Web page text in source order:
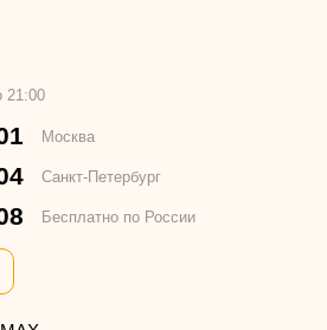
21:00
Москва
Санкт-Петербург
Бесплатно по России